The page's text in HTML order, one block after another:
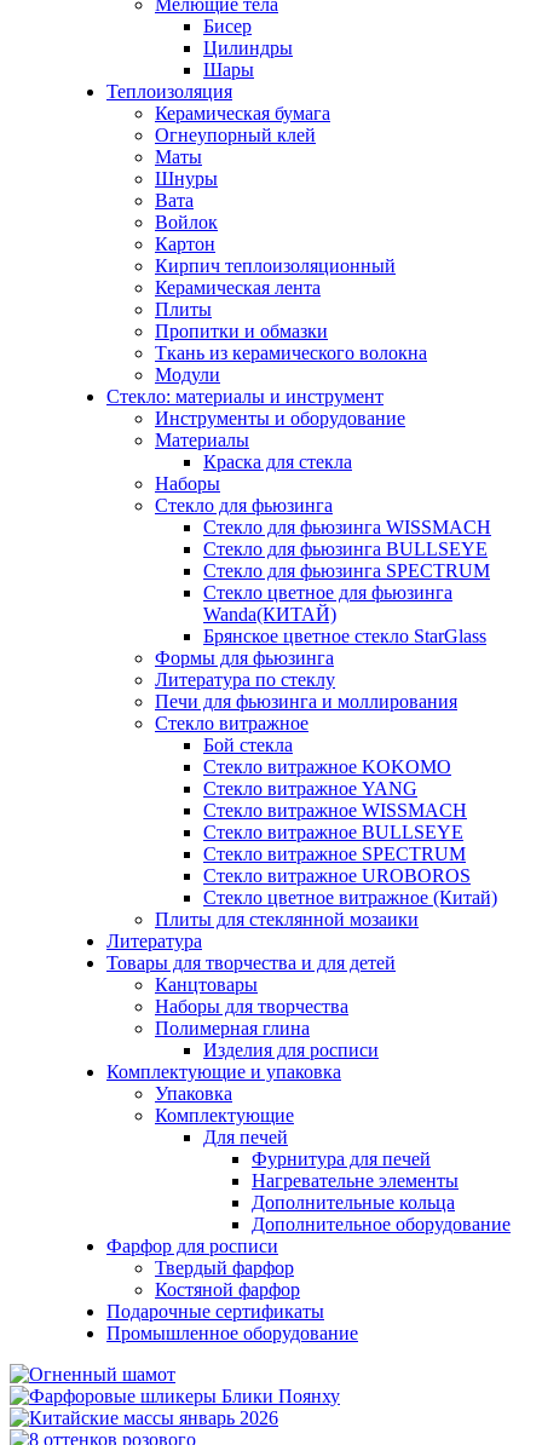
Мелющие тела
Бисер
Цилиндры
Шары
Теплоизоляция
Керамическая бумага
Огнеупорный клей
Маты
Шнуры
Вата
Войлок
Картон
Кирпич теплоизоляционный
Керамическая лента
Плиты
Пропитки и обмазки
Ткань из керамического волокна
Модули
Стекло: материалы и инструмент
Инструменты и оборудование
Материалы
Краска для стекла
Наборы
Стекло для фьюзинга
Стекло для фьюзинга WISSMACH
Стекло для фьюзинга BULLSEYE
Стекло для фьюзинга SPECTRUM
Стекло цветное для фьюзинга
Wanda(КИТАЙ)
Брянское цветное стекло StarGlass
Формы для фьюзинга
Литература по стеклу
Печи для фьюзинга и моллирования
Стекло витражное
Бой стекла
Стекло витражное KOKOMO
Стекло витражное YANG
Стекло витражное WISSMACH
Стекло витражное BULLSEYE
Стекло витражное SPECTRUM
Стекло витражное UROBOROS
Стекло цветное витражное (Китай)
Плиты для стеклянной мозаики
Литература
Товары для творчества и для детей
Канцтовары
Наборы для творчества
Полимерная глина
Изделия для росписи
Комплектующие и упаковка
Упаковка
Комплектующие
Для печей
Фурнитура для печей
Нагревательне элементы
Дополнительные кольца
Дополнительное оборудование
Фарфор для росписи
Твердый фарфор
Костяной фарфор
Подарочные сертификаты
Промышленное оборудование